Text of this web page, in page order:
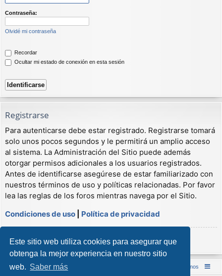
Este sitio web utiliza cookies para asegurar que
obtenga la mejor experiencia en nuestro sitio
web. Saber más
Contraseña:
Olvidé mi contraseña
Recordar
Ocultar mi estado de conexión en esta sesión
Registrarse
Para autenticarse debe estar registrado. Registrarse tomará
solo unos pocos segundos y le permitirá un amplio acceso
al sistema. La Administración del Sitio puede además
otorgar permisos adicionales a los usuarios registrados.
Antes de identificarse asegúrese de estar familiarizado con
nuestros términos de uso y políticas relacionadas. Por favor
lea las reglas de los foros mientras navega por el Sitio.
Condiciones de uso
Política de privacidad
Registrarse
Inicio (Web) Foro Punta de Lanza Wargames Contáctenos